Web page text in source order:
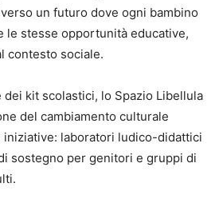
un futuro dove ogni bambino
le stesse opportunità educative,
contesto sociale.
kit scolastici, lo Spazio Libellula
del cambiamento culturale
iniziative: laboratori ludico-didattici
sostegno per genitori e gruppi di